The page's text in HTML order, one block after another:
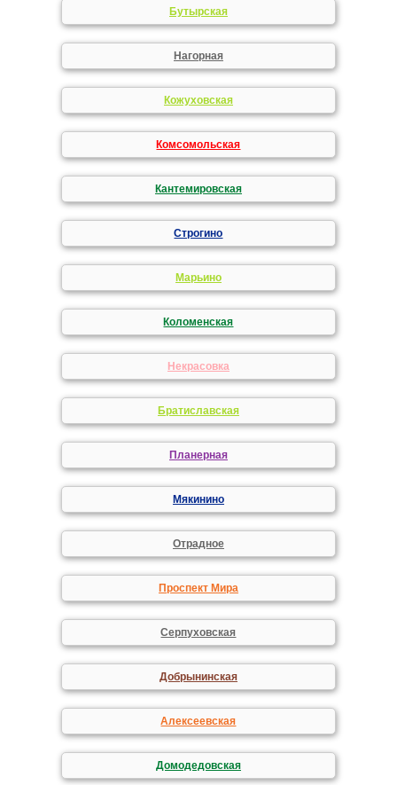
Бутырская
Нагорная
Кожуховская
Комсомольская
Кантемировская
Строгино
Марьино
Коломенская
Некрасовка
Братиславская
Планерная
Мякинино
Отрадное
Проспект Мира
Серпуховская
Добрынинская
Алексеевская
Домодедовская